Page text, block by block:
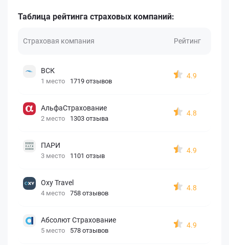
Таблица рейтинга страховых компаний:
Страховая компания Рейтинг
ВСК
1 место 1719 отзывов
4.9
АльфаСтрахование
2 место 1303 отзыва
4.8
ПАРИ
3 место 1101 отзыв
4.9
Oxy Travel
4 место 758 отзывов
4.8
Абсолют Страхование
5 место 578 отзывов
4.9